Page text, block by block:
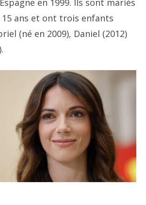
en 1999. Ils sont mariés
ans et ont trois enfants
(né en 2009), Daniel (2012)